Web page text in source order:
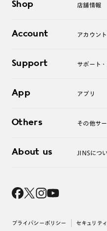
サングラス
コンタクトレンズ
アクセサリー
Shop 店舗情報
オンラインショップ
Account アカウン
ログアウト
Support サポート
よくあるご質問
お問い合わせ
App アプリ
Others その他サ
レンズ交換
About us JINSにつ
採用情報
出店について
プライバシーポリシー セキュリテ